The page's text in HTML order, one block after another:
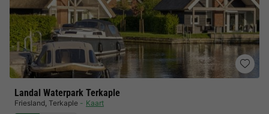
Landal Waterpark Terkaple
Friesland, Terkaple Kaart